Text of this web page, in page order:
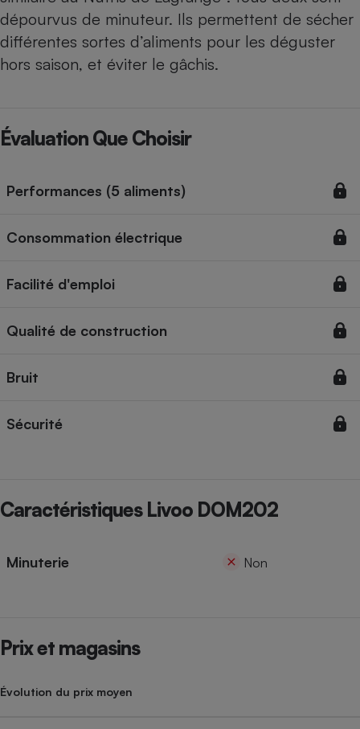
dépourvus de minuteur. Ils permettent de sécher
différentes sortes d’aliments pour les déguster
hors saison, et éviter le gâchis.
Évaluation Que Choisir
Performances (5 aliments)
Consommation électrique
Facilité d'emploi
Qualité de construction
Bruit
Sécurité
Caractéristiques Livoo DOM202
Minuterie Non
Prix et magasins
Évolution du prix moyen